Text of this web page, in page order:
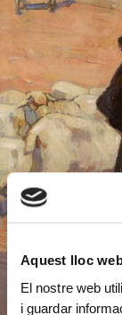
Aquest lloc
El nostre web
i guardar